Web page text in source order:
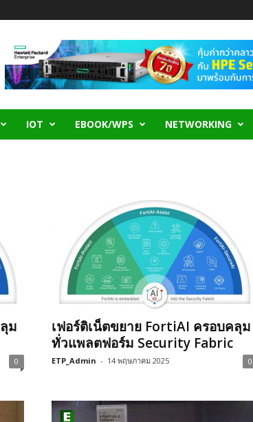
IOT EBOOK/WPS NETWORKING
ม
0
เฟอร์ติเน็ตขยาย FortiAI ครอบคลุม
ทั่วแพลตฟอร์ม Security Fabric
ETP_Admin - 14 พฤษภาคม 2025 0